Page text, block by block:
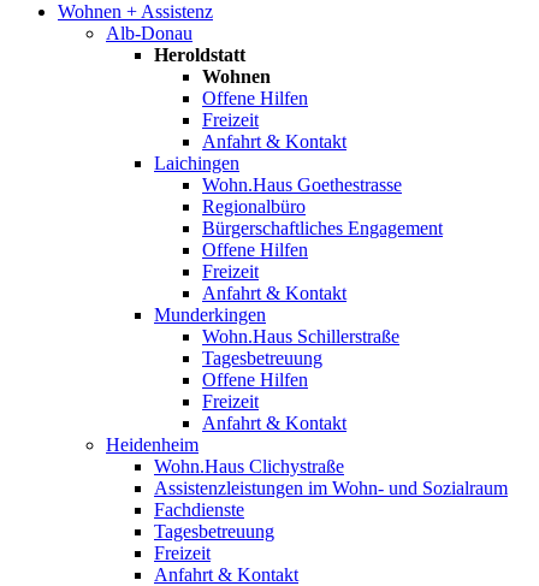
Wohnen + Assistenz
Alb-Donau
Heroldstatt
Wohnen
Offene Hilfen
Freizeit
Anfahrt & Kontakt
Laichingen
Wohn.Haus Goethestrasse
Regionalbüro
Bürgerschaftliches Engagement
Offene Hilfen
Freizeit
Anfahrt & Kontakt
Munderkingen
Wohn.Haus Schillerstraße
Tagesbetreuung
Offene Hilfen
Freizeit
Anfahrt & Kontakt
Heidenheim
Wohn.Haus Clichystraße
Assistenzleistungen im Wohn- und Sozialraum
Fachdienste
Tagesbetreuung
Freizeit
Anfahrt & Kontakt